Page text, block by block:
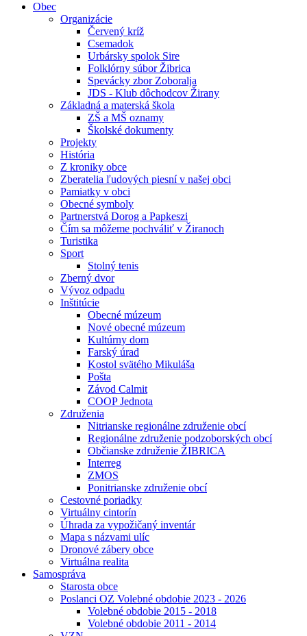
Obec
Organizácie
Červený kríž
Csemadok
Urbársky spolok Sire
Folklórny súbor Žibrica
Spevácky zbor Zoboralja
JDS - Klub dôchodcov Žirany
Základná a materská škola
ZŠ a MŠ oznamy
Školské dokumenty
Projekty
História
Z kroniky obce
Zberatelia ľudových piesní v našej obci
Pamiatky v obci
Obecné symboly
Partnerstvá Dorog a Papkeszi
Čím sa môžeme pochváliť v Žiranoch
Turistika
Sport
Stolný tenis
Zberný dvor
Vývoz odpadu
Inštitúcie
Obecné múzeum
Nové obecné múzeum
Kultúrny dom
Farský úrad
Kostol svätého Mikuláša
Pošta
Závod Calmit
COOP Jednota
Združenia
Nitrianske regionálne združenie obcí
Regionálne združenie podzoborských obcí
Občianske združenie ŽIBRICA
Interreg
ZMOS
Ponitrianske združenie obcí
Cestovné poriadky
Virtuálny cintorín
Úhrada za vypožičaný inventár
Mapa s názvami ulíc
Dronové zábery obce
Virtuálna realita
Samospráva
Starosta obce
Poslanci OZ Volebné obdobie 2023 - 2026
Volebné obdobie 2015 - 2018
Volebné obdobie 2011 - 2014